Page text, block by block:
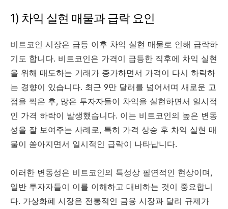
1) 차익 실현 매물과 급락 요인
비트코인 시장은 급등 이후 차익 실현 매물로 인해 급락하
기도 합니다. 비트코인은 가격이 급등한 직후에 차익 실현
을 위해 매도하는 거래가 증가하면서 가격이 다시 하락하
는 경향이 있습니다. 최근 9만 달러를 넘어서며 새로운 고
점을 찍은 후, 많은 투자자들이 차익을 실현하면서 일시적
인 가격 하락이 발생했습니다. 이는 비트코인의 높은 변동
성을 잘 보여주는 사례로, 특히 가격 상승 후 차익 실현 매
물이 쏟아지면서 일시적인 급락이 나타납니다.
이러한 변동성은 비트코인의 특성상 필연적인 현상이며,
일반 투자자들이 이를 이해하고 대비하는 것이 중요합니
다. 가상화폐 시장은 전통적인 금융 시장과 달리 규제가